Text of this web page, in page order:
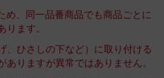
、同一品番商品でも商品ごとに
ります。
ひさしの下など）に取り付ける
ありますが異常ではありません。